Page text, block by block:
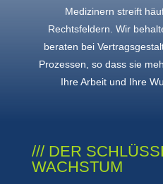
Medizinern streift
Rechtsfeldern. Wir
beraten bei
Prozessen, so dass sie
Ihre Arbeit und Ihre
/// DER
WACHSTUM